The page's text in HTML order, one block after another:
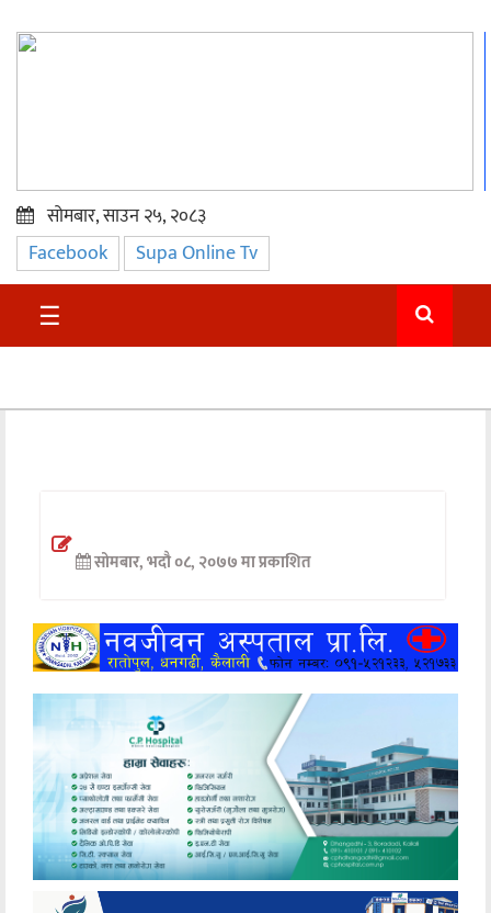
प्रमुख
समाचार
सुदुर
अन्तर्वार्ता
खेलकुद
मनोरञ्जन
अन्य
सोमबार, साउन २५, २०८३
Facebook Supa Online Tv
☰
सोमबार, भदौ ०८, २०७७ मा प्रकाशित